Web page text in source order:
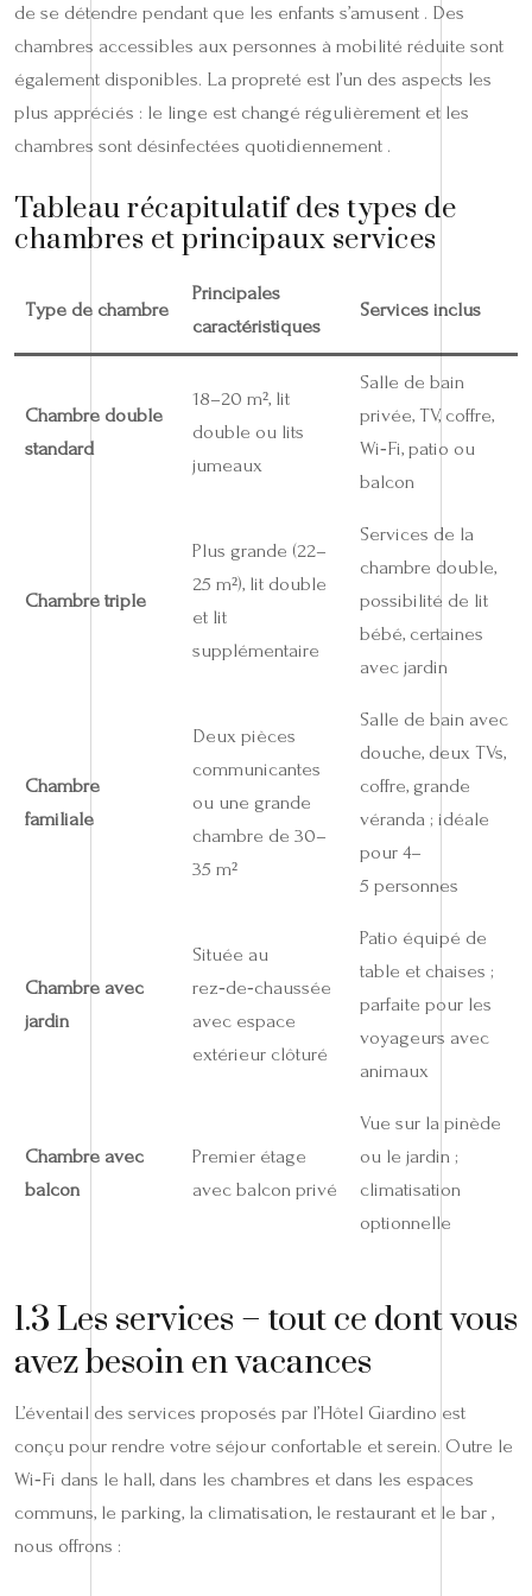
de se détendre pendant que les enfants s’amusent . Des
chambres accessibles aux personnes à mobilité réduite sont
également disponibles. La propreté est l’un des aspects les
plus appréciés : le linge est changé régulièrement et les
chambres sont désinfectées quotidiennement .
Tableau récapitulatif des types de
chambres et principaux services
Type de chambre
Principales
caractéristiques
Services inclus
Chambre double
standard
18–20 m², lit
double ou lits
jumeaux
Salle de bain
privée, TV, coffre,
Wi‑Fi, patio ou
balcon
Chambre triple
Plus grande (22–
25 m²), lit double
et lit
supplémentaire
Services de la
chambre double,
possibilité de lit
bébé, certaines
avec jardin
Chambre
familiale
Deux pièces
communicantes
ou une grande
chambre de 30–
35 m²
Salle de bain avec
douche, deux TVs,
coffre, grande
véranda ; idéale
pour 4–
5 personnes
Chambre avec
jardin
Située au
rez‑de‑chaussée
avec espace
extérieur clôturé
Patio équipé de
table et chaises ;
parfaite pour les
voyageurs avec
animaux
Chambre avec
balcon
Premier étage
avec balcon privé
Vue sur la pinède
ou le jardin ;
climatisation
optionnelle
1.3 Les services – tout ce dont vous
avez besoin en vacances
L’éventail des services proposés par l’Hôtel Giardino est
conçu pour rendre votre séjour confortable et serein. Outre le
Wi‑Fi dans le hall, dans les chambres et dans les espaces
communs, le parking, la climatisation, le restaurant et le bar ,
nous offrons :